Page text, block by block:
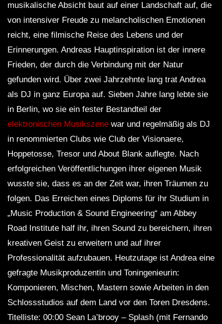
musikalische Absicht baut auf einer Landschaft auf, die
von intensiver Freude zu melancholischen Emotionen
reicht, eine filmische Reise des Lebens und der
Erinnerungen. Andreas Hauptinspiration ist der innere
Frieden, der durch die Verbindung mit der Natur
gefunden wird. Über zwei Jahrzehnte lang trat Andrea
als DJ in ganz Europa auf. Sieben Jahre lang lebte sie
in Berlin, wo sie ein fester Bestandteil der
elektronischen Musikszene war und regelmäßig als DJ
in renommierten Clubs wie Club der Visionaere,
Hoppetosse, Tresor und About Blank auflegte. Nach
erfolgreichen Veröffentlichungen ihrer eigenen Musik
wusste sie, dass es an der Zeit war, ihren Träumen zu
folgen. Das Erreichen eines Diploms für ihr Studium in
„Music Production & Sound Engineering“ am Abbey
Road Institute half ihr, ihren Sound zu bereichern, ihren
kreativen Geist zu erweitern und auf ihrer
Professionalität aufzubauen. Heutzutage ist Andrea eine
gefragte Musikproduzentin und Toningenieurin:
Komponieren, Mischen, Mastern sowie Arbeiten in den
Schlossstudios auf dem Land vor den Toren Dresdens.
Titelliste: 00:00 Sean La’brooy – Splash (mit Fernando